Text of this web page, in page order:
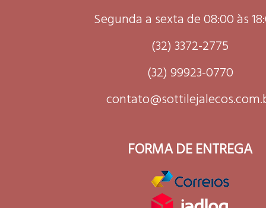
Segunda a sexta de 08:00 às
(32) 3372-2775
(32) 99923-0770
FORMA DE ENTREGA